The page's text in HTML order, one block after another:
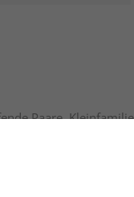
Paare,
(dann 76
Verbindung mit